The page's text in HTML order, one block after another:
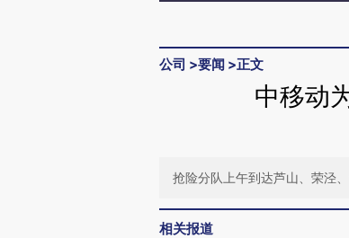
公司 >要闻 >正文
中移动
抢险分队上午到达芦山、荣泾
相关报道